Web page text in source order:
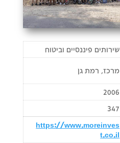
שירותים פיננסיים וביטוח
מרכז, רמת גן
2006
347
https://www.moreinves
t.co.il